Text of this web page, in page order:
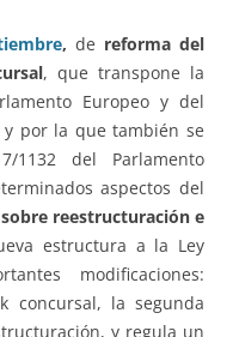
, de reforma del
, que transpone la
Europeo y del
por la que también se
1132 del Parlamento
aspectos del
reestructuración e
estructura a la Ley
modificaciones:
concursal, la segunda
y regula un